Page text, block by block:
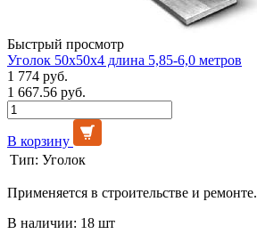
Быстрый просмотр
Уголок 50х50х4 длина 5,85-6,0 метров
1 774 руб.
1 667.56 руб.
В корзину
Тип: Уголок
Применяется в строительстве и ремонте.
В наличии: 18 шт